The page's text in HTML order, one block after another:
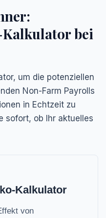
bei
um die potenziellen
Non-Farm Payrolls
in Echtzeit zu
sofort, ob Ihr aktuelles
Kalkulator
von